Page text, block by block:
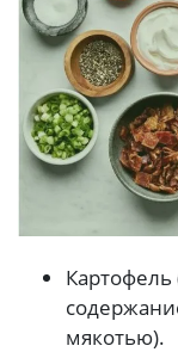
мякотью).